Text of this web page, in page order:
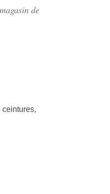
de
ceintures,